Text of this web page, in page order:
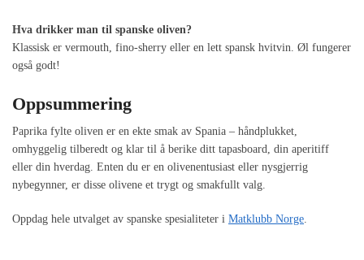
Hva drikker man til spanske oliven?
Klassisk er vermouth, fino-sherry eller en lett spansk hvitvin. Øl fungerer
også godt!
Oppsummering
Paprika fylte oliven er en ekte smak av Spania – håndplukket,
omhyggelig tilberedt og klar til å berike ditt tapasboard, din aperitiff
eller din hverdag. Enten du er en olivenentusiast eller nysgjerrig
nybegynner, er disse olivene et trygt og smakfullt valg.
Oppdag hele utvalget av spanske spesialiteter i Matklubb Norge